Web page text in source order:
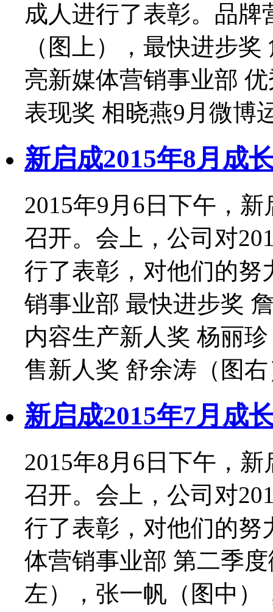
成人进行了表彰。品
（图上），最快进步
亮新媒体营销事业部
表现奖 相晓燕9月微博
新启成2015年8月成
2015年9月6日下午，
召开。会上，公司对
行了表彰，对他们的努
销事业部 最快进步奖
内容生产新人奖 杨丽
售新人奖 舒余涛（图
新启成2015年7月成
2015年8月6日下午，
召开。会上，公司对
行了表彰，对他们的
体营销事业部 第二季
左），张一帆（图中